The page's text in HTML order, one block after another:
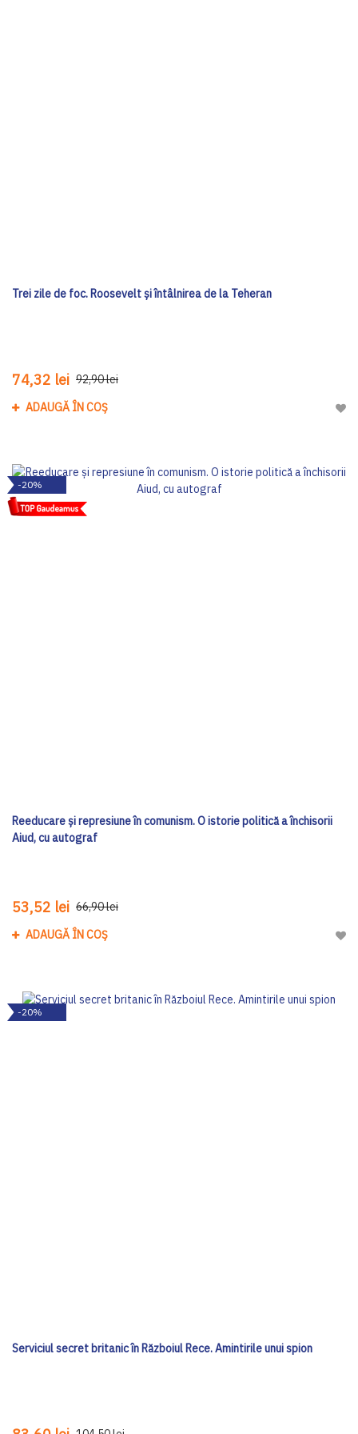
Trei zile de foc. Roosevelt și întâlnirea de la Teheran
74,32 lei 92,90 lei
ADAUGĂ ÎN COȘ
-20%
Reeducare și represiune în comunism. O istorie politică a închisorii
Aiud, cu autograf
53,52 lei 66,90 lei
ADAUGĂ ÎN COȘ
-20%
Serviciul secret britanic în Războiul Rece. Amintirile unui spion